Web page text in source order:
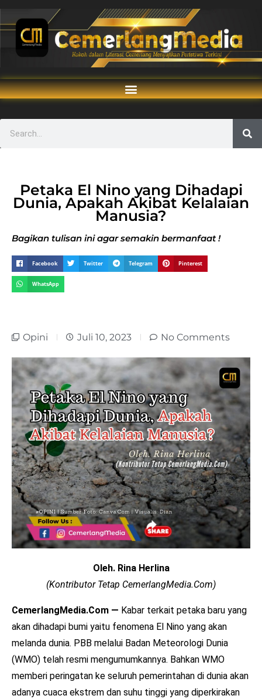
Petaka El Nino yang Dihadapi
Dunia, Apakah Akibat Kelalaian
Manusia?
Bagikan tulisan ini agar semakin bermanfaat !
Facebook Twitter Telegram Pinterest
WhatsApp
Opini Juli 10, 2023 No Comments
Oleh. Rina Herlina
(Kontributor Tetap CemerlangMedia.Com)
CemerlangMedia.Com — Kabar terkait petaka baru yang
akan dihadapi bumi yaitu fenomena El Nino yang akan
melanda dunia. PBB melalui Badan Meteorologi Dunia
(WMO) telah resmi mengumumkannya. Bahkan WMO
memberi peringatan ke seluruh pemerintahan di dunia akan
adanya cuaca ekstrem dan suhu tinggi yang diperkirakan